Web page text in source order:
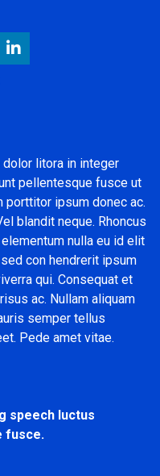
litora in integer
pellentesque fusce ut
ipsum donec ac.
blandit neque. Rhoncus
nulla eu id elit
con hendrerit ipsum
qui. Consequat et
ac. Nullam aliquam
semper tellus
Pede amet vitae.
speech luctus
fusce.